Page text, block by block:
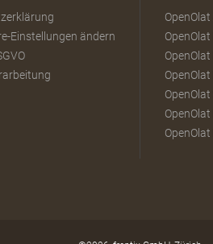
Einstellungen ändern